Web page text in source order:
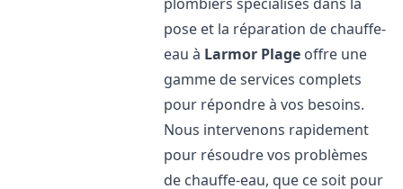
pose et la réparation de chauffe-
eau à Larmor Plage offre une
gamme de services complets
pour répondre à vos besoins.
Nous intervenons rapidement
pour résoudre vos problèmes
de chauffe-eau, que ce soit pour